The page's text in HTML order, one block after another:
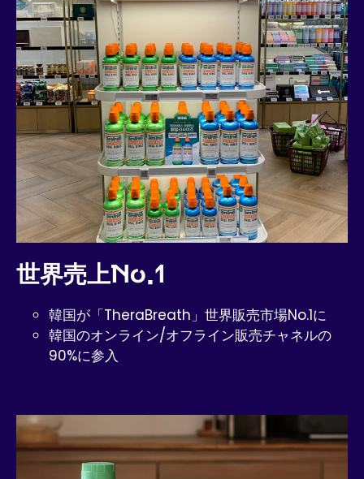
世界売上No.1
韓国が「TheraBreath」世界販売市場No.1に
韓国のオンライン/オフライン販売チャネルの
90%に参入